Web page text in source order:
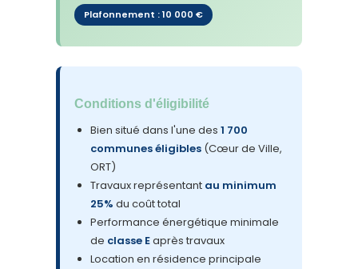
Plafonnement : 10 000 €
Conditions d'éligibilité
Bien situé dans l'une des 1 700
communes éligibles (Cœur de Ville,
ORT)
Travaux représentant au minimum
25% du coût total
Performance énergétique minimale
de classe Eaprès travaux
Location en résidence principale